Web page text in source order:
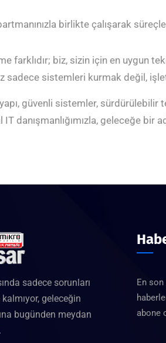
birlikte çalışarak
farklıdır; biz, sizin için en uygun
sadece sistemleri kurmak değil,
güvenli sistemler, sürdürülebilir
danışmanlığımızla, geleceğe bir
sadece sorunları
geleceğin
bugünden meydan
En
abone